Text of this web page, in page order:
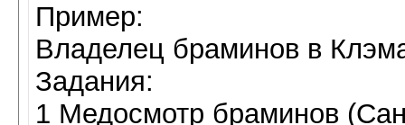
Пример:
Владелец браминов в
Задания:
1 Медосмотр браминов